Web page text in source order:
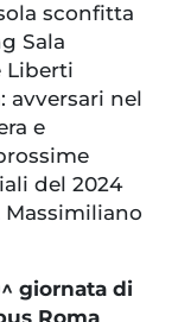
sconfitta
Sala
Liberti
avversari nel
e
del 2024
giornata di